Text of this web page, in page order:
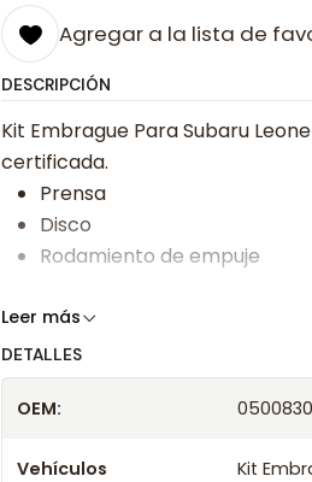
Agregar a la lista de
DESCRIPCIÓN
Kit Embrague Para Subaru
certificada.
Prensa
Disco
Rodamiento de empuje
Somos especialistas en
confirmación.
Leer más
DETALLES
OEM:
Vehículos
Kit